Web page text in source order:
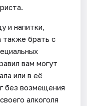
и напитки,
также брать с
вам могут
или в её
без возмещения
алкоголя